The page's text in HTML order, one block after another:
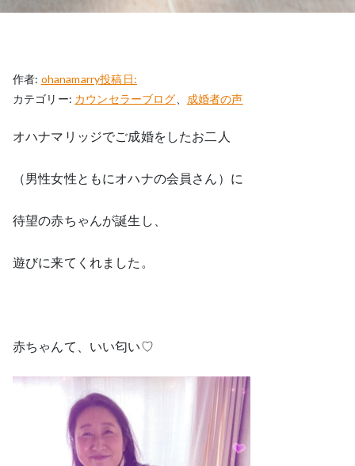
作者: ohanamarry投稿日:
カテゴリー: カウンセラーブログ 成婚者の声
オハナマリッジでご成婚をしたお二人
（男性女性ともにオハナの会員さん）に
待望の赤ちゃんが誕生し、
遊びに来てくれました。
赤ちゃんて、いい匂い♡